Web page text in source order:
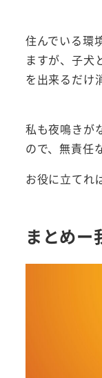
住んでいる環
ますが、子犬
を出来るだけ
私も夜鳴きが
ので、無責任
お役に立てれ
まとめー